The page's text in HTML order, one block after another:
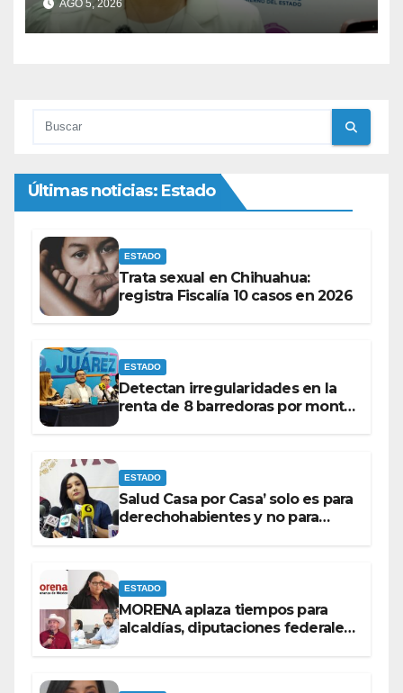
Central
AGO 5, 2026
Últimas noticias: Estado
ESTADO
Trata sexual en Chihuahua:
registra Fiscalía 10 casos en 2026
ESTADO
Detectan irregularidades en la
renta de 8 barredoras por monto
ESTADO
Salud Casa por Casa’ solo es para
derechohabientes y no para
ESTADO
MORENA aplaza tiempos para
alcaldías, diputaciones federales